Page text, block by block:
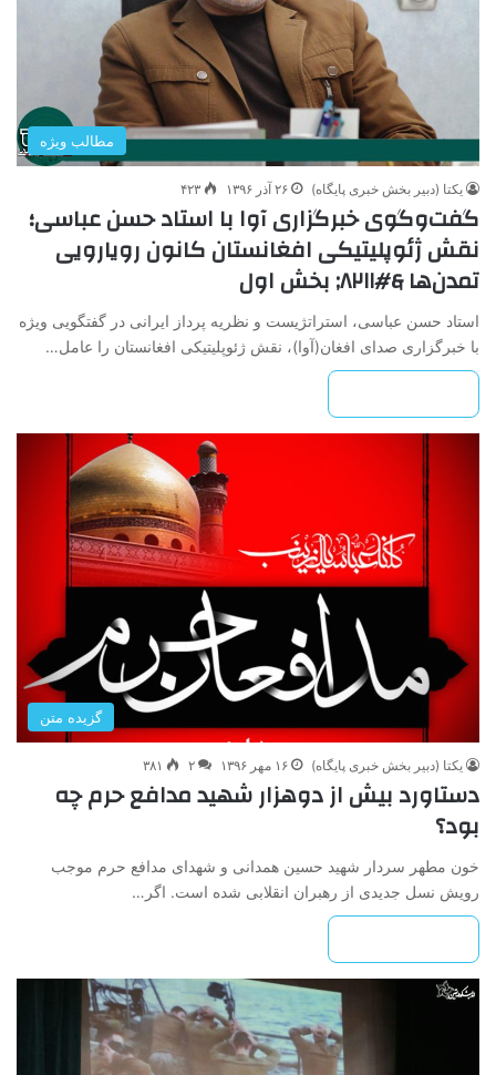
مطالب ویژه
یکتا (دبیر بخش خبری پایگاه) ۲۶ آذر ۱۳۹۶ ۴۲۳
گفت‌وگوی خبرگزاری آوا با استاد حسن عباسی؛
نقش ژئوپلیتیکی افغانستان کانون رویارویی
تمدن‌ها &#۸۲۱۱; بخش اول
استاد حسن عباسی، استراتژیست و نظریه پرداز ایرانی در گفتگویی ویژه
با خبرگزاری صدای افغان(آوا)، نقش ژئوپلیتیکی افغانستان را عامل…
گزیده متن
یکتا (دبیر بخش خبری پایگاه) ۱۶ مهر ۱۳۹۶ ۲ ۳۸۱
دستاورد بیش از دوهزار شهید مدافع حرم چه
بود؟
خون مطهر سردار شهید حسین همدانی و شهدای مدافع حرم موجب
رویش نسل جدیدی از رهبران انقلابی شده است. اگر…